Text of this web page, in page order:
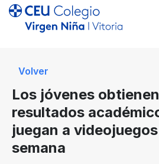
Volver
Los jóvenes
resultados
juegan a
semana